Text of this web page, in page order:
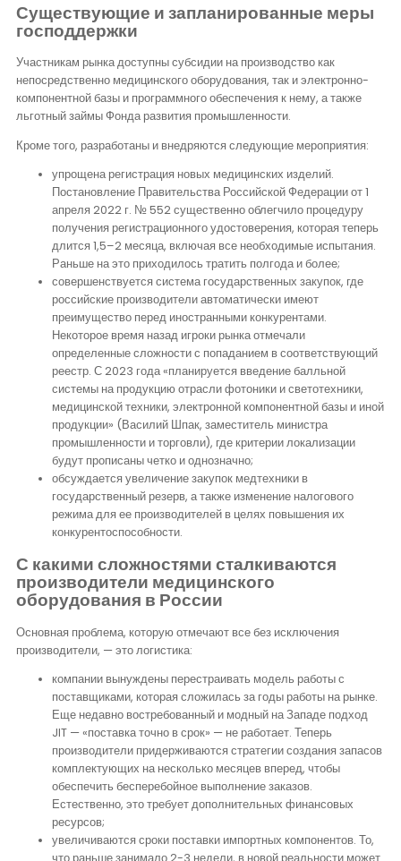
Существующие и запланированные меры
господдержки
Участникам рынка доступны субсидии на производство как
непосредственно медицинского оборудования, так и электронно-
компонентной базы и программного обеспечения к нему, а также
льготный займы Фонда развития промышленности.
Кроме того, разработаны и внедряются следующие мероприятия:
упрощена регистрация новых медицинских изделий.
Постановление Правительства Российской Федерации от 1
апреля 2022 г. № 552 существенно облегчило процедуру
получения регистрационного удостоверения, которая теперь
длится 1,5–2 месяца, включая все необходимые испытания.
Раньше на это приходилось тратить полгода и более;
совершенствуется система государственных закупок, где
российские производители автоматически имеют
преимущество перед иностранными конкурентами.
Некоторое время назад игроки рынка отмечали
определенные сложности с попаданием в соответствующий
реестр. С 2023 года «планируется введение балльной
системы на продукцию отрасли фотоники и светотехники,
медицинской техники, электронной компонентной базы и иной
продукции» (Василий Шпак, заместитель министра
промышленности и торговли), где критерии локализации
будут прописаны четко и однозначно;
обсуждается увеличение закупок медтехники в
государственный резерв, а также изменение налогового
режима для ее производителей в целях повышения их
конкурентоспособности.
С какими сложностями сталкиваются
производители медицинского
оборудования в России
Основная проблема, которую отмечают все без исключения
производители, — это логистика:
компании вынуждены перестраивать модель работы с
поставщиками, которая сложилась за годы работы на рынке.
Еще недавно востребованный и модный на Западе подход
JIT — «поставка точно в срок» — не работает. Теперь
производители придерживаются стратегии создания запасов
комплектующих на несколько месяцев вперед, чтобы
обеспечить бесперебойное выполнение заказов.
Естественно, это требует дополнительных финансовых
ресурсов;
увеличиваются сроки поставки импортных компонентов. То,